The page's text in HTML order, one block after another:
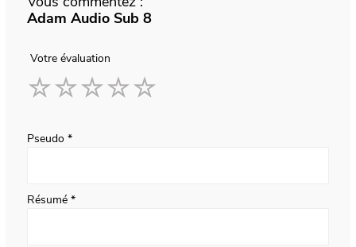
Adam Audio Sub 8
Votre évaluation
Pseudo
Résumé